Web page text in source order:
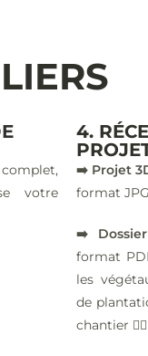
votre
4.
➡️ Projet
format
➡️
format
les
de
chantier 👷‍♂️